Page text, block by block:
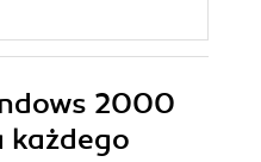
2000
każdego